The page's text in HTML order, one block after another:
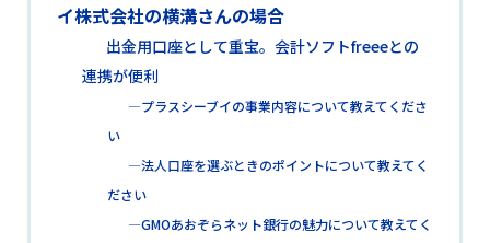
イ株式会社の横溝さんの場合
出金用口座として重宝。会計ソフトfreeeとの
連携が便利
―プラスシーブイの事業内容について教えてくださ
い
―法人口座を選ぶときのポイントについて教えてく
ださい
―GMOあおぞらネット銀行の魅力について教えてく